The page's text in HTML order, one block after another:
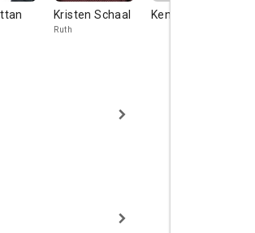
Kristen Schaal
Ruth
Kent Fuher